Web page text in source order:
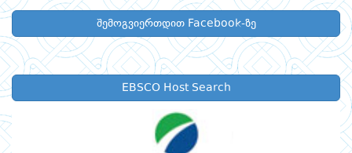
შემოგვიერთდით Facebook-ზე
EBSCO Host Search